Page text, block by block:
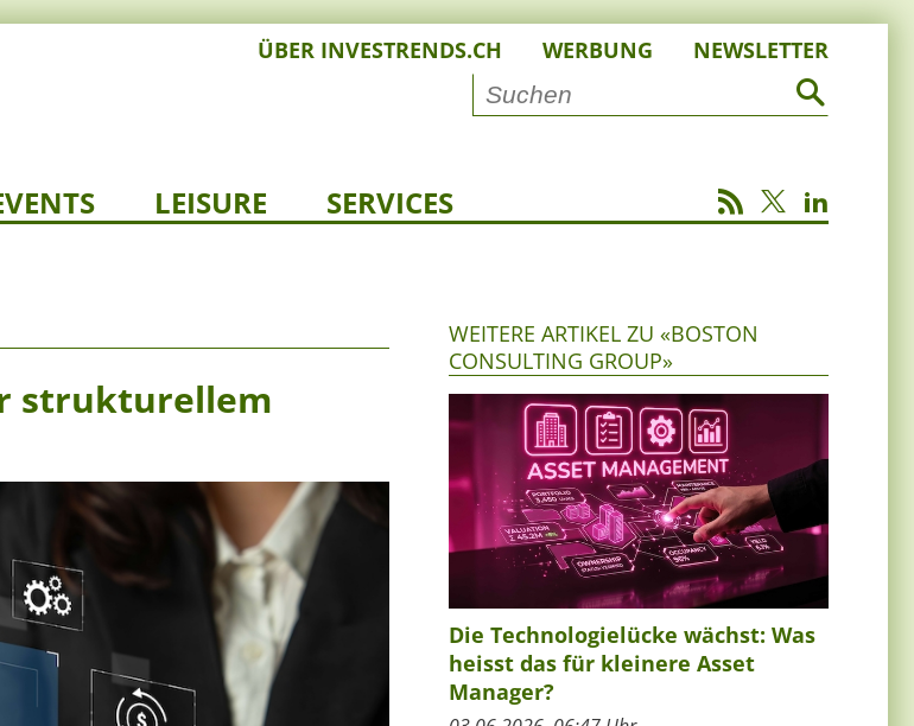
ÜBER INVESTRENDS.CH WERBUNG NEWSLETTER
LEISURE SERVICES
strukturellem
WEITERE ARTIKEL ZU «BOSTON
CONSULTING GROUP»
Die Technologielücke wächst: Was
heisst das für kleinere Asset
Manager?